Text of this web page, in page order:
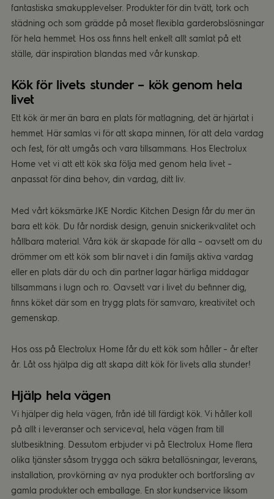
fantastiska smakupplevelser. Produkter för din tvätt, tork och
städning och som grädde på moset flexibla garderobslösningar
för hela hemmet. Hos oss finns helt enkelt allt samlat på ett
ställe, där inspiration blandas med vår kunskap.
Kök för livets stunder – kök genom hela
livet
Ett kök är mer än bara en plats för matlagning, det är hjärtat i
hemmet. Här samlas vi för att skapa minnen, för att dela vardag
och fest, för att umgås och vara tillsammans. Hos Electrolux
Home vet vi att ett kök ska följa med genom hela livet –
anpassat för dina behov, din vardag, ditt liv.
Med vårt köksmärke JKE Nordic Kitchen Design får du mer än
bara ett kök. Du får nordisk design, genuin snickerikvalitet och
hållbara material. Våra kök är skapade för alla – oavsett om du
drömmer om ett kök som blir navet i din familjs aktiva vardag
eller en plats där du och din partner lagar härliga middagar
tillsammans i lugn och ro. Oavsett var i livet du befinner dig,
finns köket där som en trygg plats för samvaro, kreativitet och
gemenskap.
Hos oss på Electrolux Home får du ett kök som håller – år efter
år. Låt oss hjälpa dig att skapa ditt kök för livets alla stunder!
Hjälp hela vägen
Vi hjälper dig hela vägen, från idé till färdigt kök. Vi håller koll
på allt i leveranser och serviceval, hela vägen fram till
slutbesiktning. Dessutom erbjuder vi på Electrolux Home flera
olika tjänster såsom trygga och säkra betallösningar, leverans,
installation, provkörning av nya produkter och bortforsling av
gamla produkter och emballage. En stor kundservice liksom